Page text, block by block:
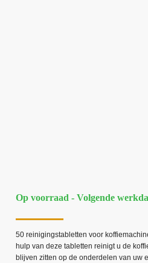
Op voorraad - Volgende
50 reinigingstabletten voor
hulp van deze tabletten reinigt u de
blijven zitten op de onderdelen van uw